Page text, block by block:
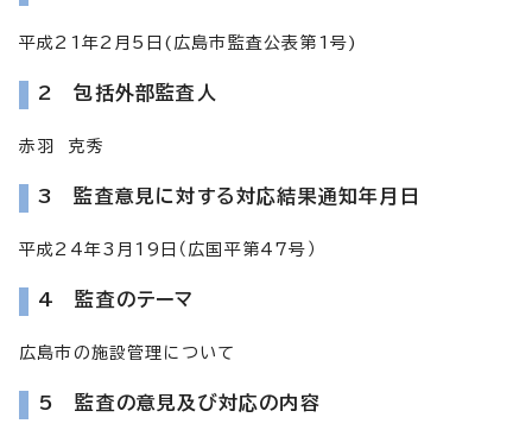
平成21年2月5日(広島市監査公表第1号)
2 包括外部監査人
赤羽 克秀
3 監査意見に対する対応結果通知年月日
平成24年3月19日（広国平第47号）
4 監査のテーマ
広島市の施設管理について
5 監査の意見及び対応の内容